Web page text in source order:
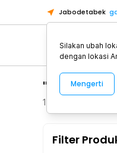
Jabodetabek
"WA 0812
1
Filter
Silakan ubah
dengan lokasi
Mengerti